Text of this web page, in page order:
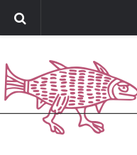
Обратная связь
Поддержать сайт